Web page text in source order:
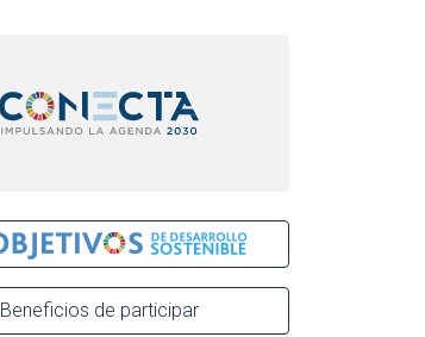
Beneficios de participar